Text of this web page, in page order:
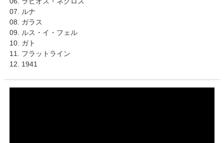
07. ルナ
08. ガラス
09. ルス・イ・フェル
10. ガト
11. フラットライン
12. 1941